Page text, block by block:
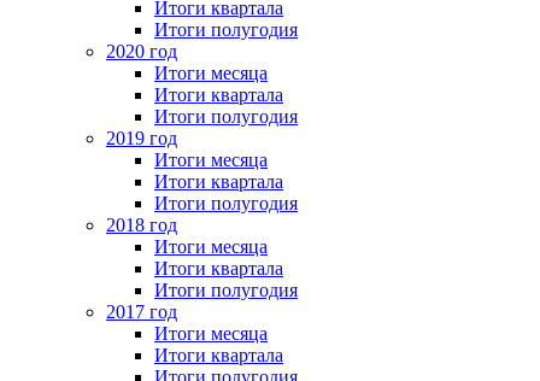
Итоги квартала
Итоги полугодия
2020 год
Итоги месяца
Итоги квартала
Итоги полугодия
2019 год
Итоги месяца
Итоги квартала
Итоги полугодия
2018 год
Итоги месяца
Итоги квартала
Итоги полугодия
2017 год
Итоги месяца
Итоги квартала
Итоги полугодия